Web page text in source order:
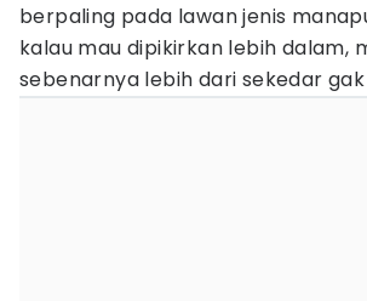
berpaling pada lawan jenis
kalau mau dipikirkan lebih dalam,
sebenarnya lebih dari sekedar gak